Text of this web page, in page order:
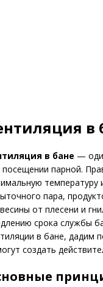
в
в бане —
посещении парной.
температуру
пара,
от плесени и
срока службы
в бане, дадим
создать